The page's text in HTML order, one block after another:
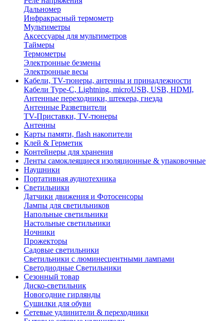
Дальномер
Инфракрасный термометр
Мультиметры
Аксессуары для мультиметров
Таймеры
Термометры
Электронные безмены
Электронные весы
Кабели, TV-тюнеры, антенны и принадлежности
Кабели Type-C, Lightning, microUSB, USB, HDMI,
Антенные переходники, штекера, гнезда
Антенные Разветвители
TV-Приставки, TV-тюнеры
Антенны
Карты памяти, flash накопители
Клей & Герметик
Контейнеры для хранения
Ленты самоклеящиеся изоляционные & упаковочные
Наушники
Портативная аудиотехника
Светильники
Датчики движения и Фотосенсоры
Лампы для светильников
Напольные светильники
Настольные светильники
Ночники
Прожекторы
Садовые светильники
Светильники с люминесцентными лампами
Светодиодные Светильники
Сезонный товар
Диско-светильник
Новогодние гирлянды
Сушилки для обуви
Сетевые удлинители & переходники